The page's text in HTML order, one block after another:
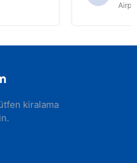
kiralama